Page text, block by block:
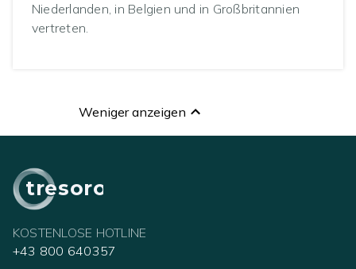
Niederlanden, in Belgien und in Großbritannien
vertreten.
Weniger anzeigen
tresoro
KOSTENLOSE HOTLINE
+43 800 640357